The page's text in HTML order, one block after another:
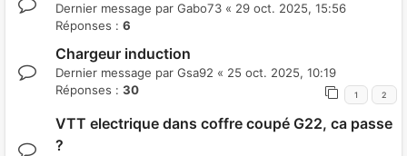
Dernier message par Gabo73 « 29 oct. 2025, 15:56
Réponses : 6
Chargeur induction
Dernier message par Gsa92 « 25 oct. 2025, 10:19
Réponses : 30 1 2
VTT electrique dans coffre coupé G22, ca passe
?